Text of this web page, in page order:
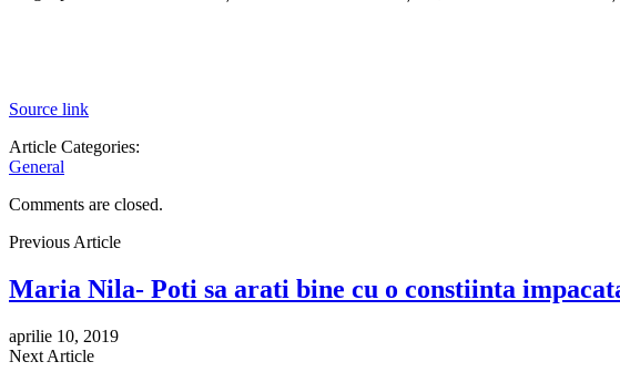
Source link
Article Categories:
General
Comments are closed.
Previous Article
Maria Nila- Poti sa arati bine cu o constiinta
aprilie 10, 2019
Next Article